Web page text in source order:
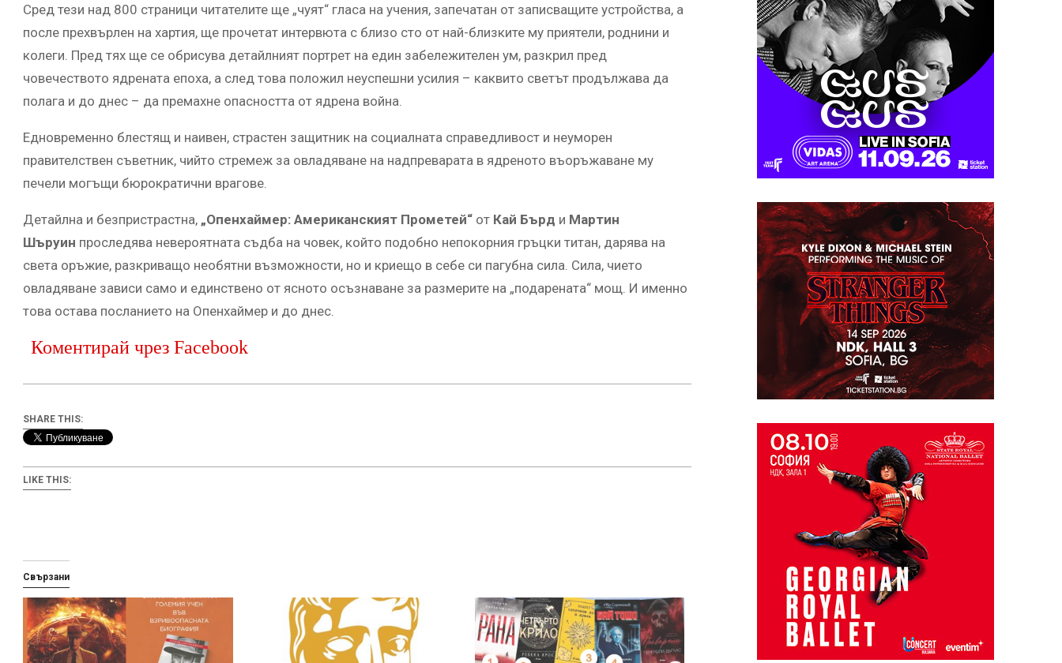
Сред тези над 800 страници читателите ще „чуят“ гласа на учения, запечатан от записващите устройства, а
после прехвърлен на хартия, ще прочетат интервюта с близо сто от най-близките му приятели, роднини и
колеги. Пред тях ще се обрисува детайлният портрет на един забележителен ум, разкрил пред
човечеството ядрената епоха, а след това положил неуспешни усилия – каквито светът продължава да
полага и до днес – да премахне опасността от ядрена война.
Едновременно блестящ и наивен, страстен защитник на социалната справедливост и неуморен
правителствен съветник, чийто стремеж за овладяване на надпреварата в ядреното въоръжаване му
печели могъщи бюрократични врагове.
Детайлна и безпристрастна, „Опенхаймер: Американският Прометей“ от Кай Бърд и Мартин
Шъруин проследява невероятната съдба на човек, който подобно непокорния гръцки титан, дарява на
света оръжие, разкриващо необятни възможности, но и криещо в себе си пагубна сила. Сила, чието
овладяване зависи само и единствено от ясното осъзнаване за размерите на „подарената“ мощ. И именно
това остава посланието на Опенхаймер и до днес.
Коментирай чрез Facebook
SHARE THIS:
LIKE THIS:
Свързани